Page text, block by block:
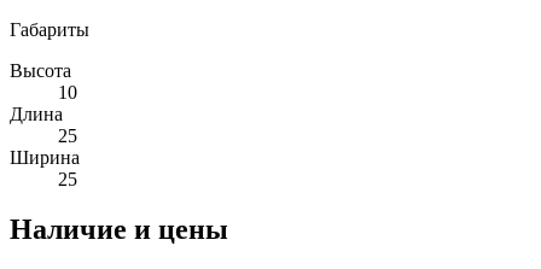
Габариты
Высота
10
Длина
25
Ширина
25
Наличие и цены